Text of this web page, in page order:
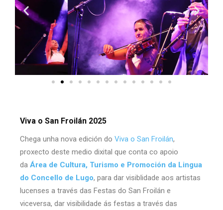
Viva o San Froilán 2025
Chega unha nova edición do Viva o San Froilán,
proxecto deste medio dixital que conta co apoio
da Área de Cultura, Turismo e Promoción da Lingua
do Concello de Lugo, para dar visiblidade aos artistas
lucenses a través das Festas do San Froilán e
viceversa, dar visibilidade ás festas a través das